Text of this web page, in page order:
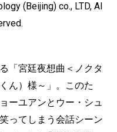
(Beijing) co., LTD, Al
「宮廷夜想曲＜ノクタ
ん）様～」。このた
ーユアンとウー・シュ
ってしまう会話シーン